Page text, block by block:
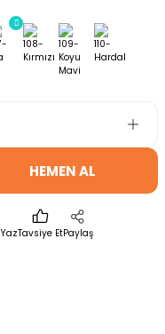
HEMEN AL
Tavsiye EtPaylaş